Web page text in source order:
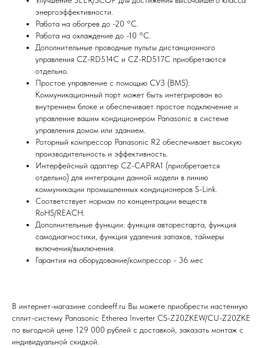
энергоэффективности.
Работа на обогрев до -20 °С.
Работа на охлаждение до -10 °С.
Дополнительные проводные пульты дистанционного
управления CZ-RD514C и CZ-RD517C приобретаются
отдельно.
Простое управление с помощью СУЗ (BMS).
Коммуникационный порт может быть интегрирован во
внутреннем блоке и обеспечивает простое подключение и
управление вашим кондиционером Panasonic в системе
управления домом или зданием.
Роторный компрессор Panasonic R2 обеспечивает высокую
производительность и эффективность.
Интерфейсный адаптер CZ-CAPRA1 (приобретается
отдельно) для интеграции данной модели в линию
коммуникации промышленных кондиционеров S-Link.
Соответствует нормам по концентрации веществ
RoHS/REACH.
Дополнительные функции: функция авторестарта, функция
самодиагностики, функция удаления запахов, таймеры
включения/выключения.
Гарантия на оборудование/компрессор - 36 мес
В интернет-магазине condeeff.ru Вы можете приобрести настенную
сплит-систему Panasonic Etherea Inverter CS-Z20ZKEW/CU-Z20ZKE
по выгодной цене 129 000 рублей с доставкой, заказать монтаж с
индивидуальной скидкой.
Я согласен (на) с политикой обработки персональных данных
Отправить
вам нужный товар